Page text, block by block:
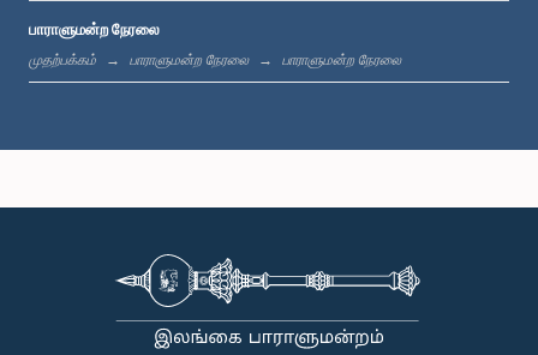
பி.ப. 1:19 - பி.ப. 1:31
பி.ப. 1:38 - பி.ப. 1:49
பாராளுமன்ற நேரலை
முதற்பக்கம் பாராளுமன்ற நேரலை பாராளுமன்ற நேரலை